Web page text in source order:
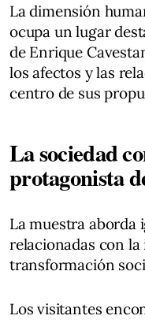
La dimensión
ocupa un lugar
de Enrique
los afectos y las
centro de sus
La sociedad
protagonista
La muestra aborda
relacionadas con
transformación
Los visitantes